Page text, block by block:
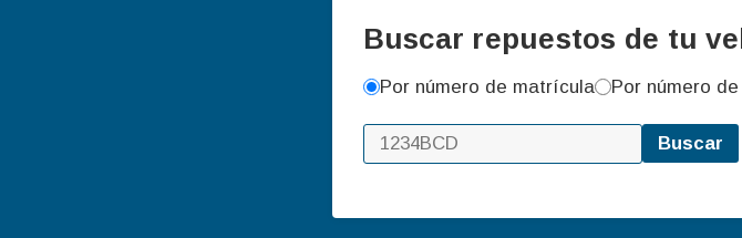
Buscar repuestos de tu
Por número de matrícula Por número
Buscar